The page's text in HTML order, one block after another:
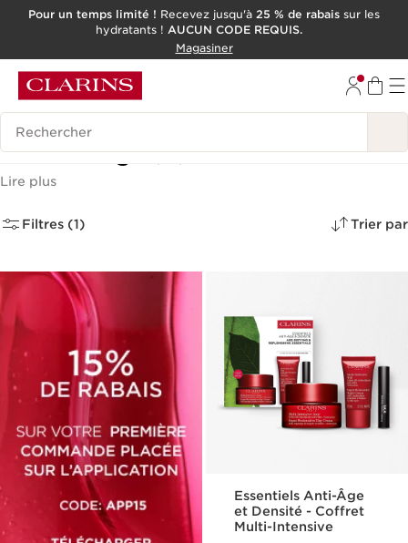
ALLER AU CONTENU
OUTIL D'ACCESSIBILITÉ
Pour un temps limité ! Recevez jusqu'à 25 % de rabais sur les
hydratants ! AUCUN CODE REQUIS.
Magasiner
Historique des recherches
Soins visage (10)
Lire plus
Filtres (1) Trier par
Essentiels Anti-Âge
et Densité - Coffret
Multi-Intensive